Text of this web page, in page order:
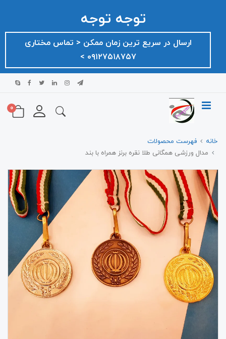
توجه توجه
ارسال در سریع ترین زمان ممکن ‌< تماس مختاری
۰۹۱۲۷۵۱۸۷۵۷ >
0
خانه
فهرست محصولات
مدال ورزشی همگانی طلا نقره برنز همراه با بند